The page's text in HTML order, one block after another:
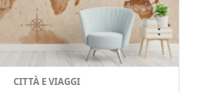
CITTÀ E VIAGGI